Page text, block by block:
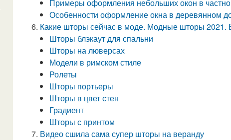
Примеры оформления небольших окон в
Особенности оформление окна в деревянном
Какие шторы сейчас в моде. Модные шторы 2021.
Шторы блэкаут для спальни
Шторы на люверсах
Модели в римском стиле
Ролеты
Шторы портьеры
Шторы в цвет стен
Градиент
Шторы с принтом
Видео сшила сама супер шторы на веранду